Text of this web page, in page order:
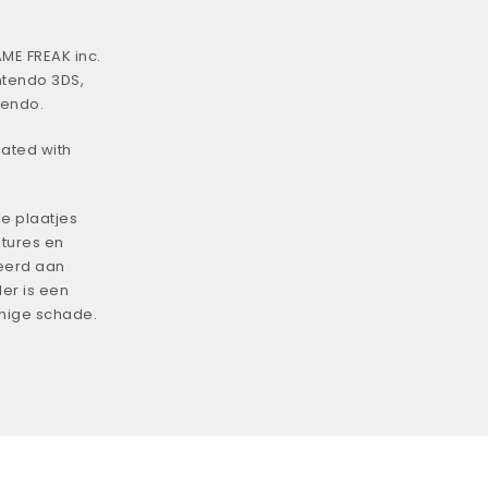
FREAK inc.
3DS,
with
plaatjes
en
aan
is een
schade.